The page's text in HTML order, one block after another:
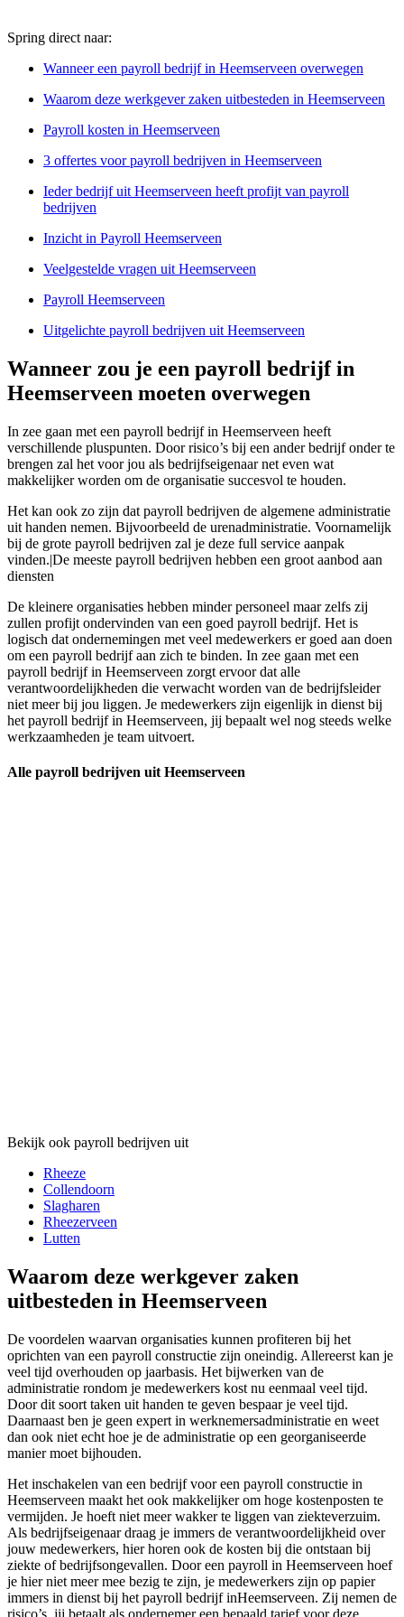
Spring direct naar:
Wanneer een payroll bedrijf in Heemserveen overwegen
Waarom deze werkgever zaken uitbesteden in Heemserveen
Payroll kosten in Heemserveen
3 offertes voor payroll bedrijven in Heemserveen
Ieder bedrijf uit Heemserveen heeft profijt van payroll
bedrijven
Inzicht in Payroll Heemserveen
Veelgestelde vragen uit Heemserveen
Payroll Heemserveen
Uitgelichte payroll bedrijven uit Heemserveen
Wanneer zou je een payroll bedrijf in
Heemserveen moeten overwegen
In zee gaan met een payroll bedrijf in Heemserveen heeft
verschillende pluspunten. Door risico’s bij een ander bedrijf onder te
brengen zal het voor jou als bedrijfseigenaar net even wat
makkelijker worden om de organisatie succesvol te houden.
Het kan ook zo zijn dat payroll bedrijven de algemene administratie
uit handen nemen. Bijvoorbeeld de urenadministratie. Voornamelijk
bij de grote payroll bedrijven zal je deze full service aanpak
vinden.|De meeste payroll bedrijven hebben een groot aanbod aan
diensten
De kleinere organisaties hebben minder personeel maar zelfs zij
zullen profijt ondervinden van een goed payroll bedrijf. Het is
logisch dat ondernemingen met veel medewerkers er goed aan doen
om een payroll bedrijf aan zich te binden. In zee gaan met een
payroll bedrijf in Heemserveen zorgt ervoor dat alle
verantwoordelijkheden die verwacht worden van de bedrijfsleider
niet meer bij jou liggen. Je medewerkers zijn eigenlijk in dienst bij
het payroll bedrijf in Heemserveen, jij bepaalt wel nog steeds welke
werkzaamheden je team uitvoert.
Alle payroll bedrijven uit Heemserveen
Bekijk ook payroll bedrijven uit
Rheeze
Collendoorn
Slagharen
Rheezerveen
Lutten
Waarom deze werkgever zaken
uitbesteden in Heemserveen
De voordelen waarvan organisaties kunnen profiteren bij het
oprichten van een payroll constructie zijn oneindig. Allereerst kan je
veel tijd overhouden op jaarbasis. Het bijwerken van de
administratie rondom je medewerkers kost nu eenmaal veel tijd.
Door dit soort taken uit handen te geven bespaar je veel tijd.
Daarnaast ben je geen expert in werknemersadministratie en weet
dan ook niet echt hoe je de administratie op een georganiseerde
manier moet bijhouden.
Het inschakelen van een bedrijf voor een payroll constructie in
Heemserveen maakt het ook makkelijker om hoge kostenposten te
vermijden. Je hoeft niet meer wakker te liggen van ziekteverzuim.
Als bedrijfseigenaar draag je immers de verantwoordelijkheid over
jouw medewerkers, hier horen ook de kosten bij die ontstaan bij
ziekte of bedrijfsongevallen. Door een payroll in Heemserveen hoef
je hier niet meer mee bezig te zijn, je medewerkers zijn op papier
immers in dienst bij het payroll bedrijf inHeemserveen. Zij nemen de
risico’s, jij betaalt als ondernemer een bepaald tarief voor deze